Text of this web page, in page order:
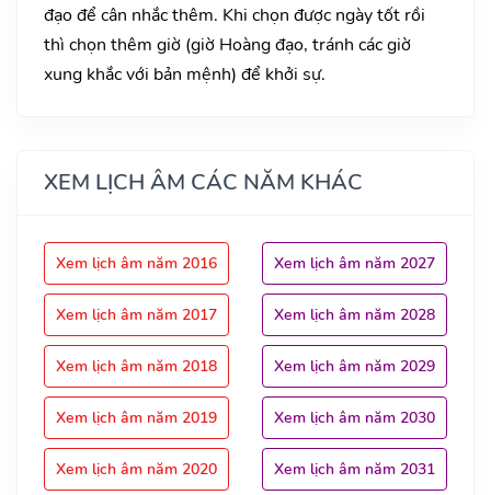
đạo để cân nhắc thêm. Khi chọn được ngày tốt rồi
thì chọn thêm giờ (giờ Hoàng đạo, tránh các giờ
xung khắc với bản mệnh) để khởi sự.
XEM LỊCH ÂM CÁC NĂM KHÁC
Xem lịch âm năm 2016
Xem lịch âm năm 2017
Xem lịch âm năm 2018
Xem lịch âm năm 2019
Xem lịch âm năm 2020
Xem lịch âm năm 2027
Xem lịch âm năm 2028
Xem lịch âm năm 2029
Xem lịch âm năm 2030
Xem lịch âm năm 2031